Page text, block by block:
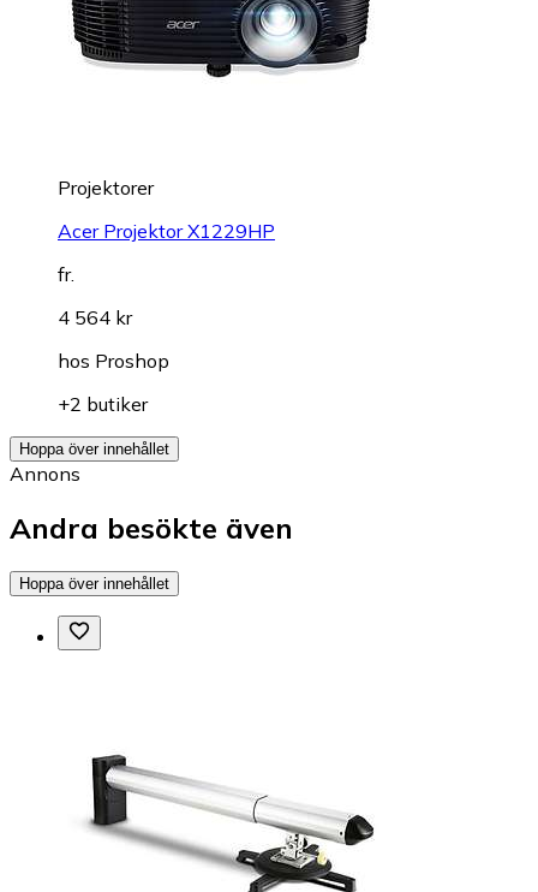
Projektorer
Acer Projektor X1229HP
fr.
4 564 kr
hos Proshop
+2 butiker
Hoppa över innehållet
Annons
Andra besökte även
Hoppa över innehållet